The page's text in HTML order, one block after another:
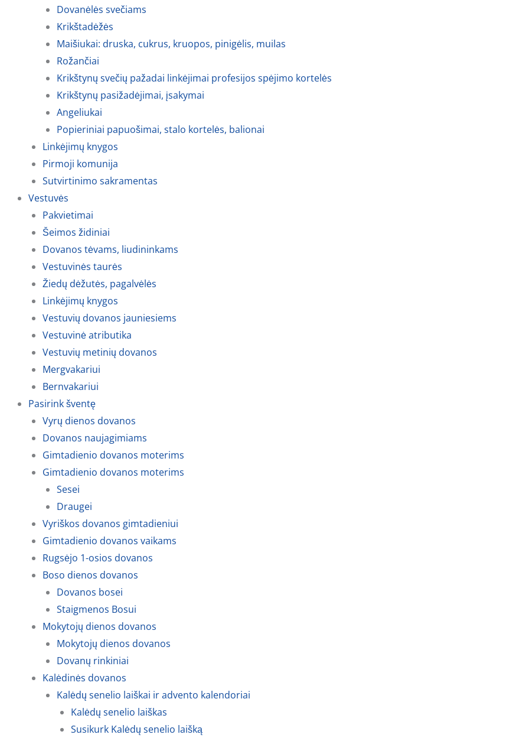
Dovanėlės svečiams
Krikštadėžės
Maišiukai: druska, cukrus, kruopos, pinigėlis, muilas
Rožančiai
Krikštynų svečių pažadai linkėjimai profesijos spėjimo kortelės
Krikštynų pasižadėjimai, įsakymai
Angeliukai
Popieriniai papuošimai, stalo kortelės, balionai
Linkėjimų knygos
Pirmoji komunija
Sutvirtinimo sakramentas
Vestuvės
Pakvietimai
Šeimos židiniai
Dovanos tėvams, liudininkams
Vestuvinės taurės
Žiedų dėžutės, pagalvėlės
Linkėjimų knygos
Vestuvių dovanos jauniesiems
Vestuvinė atributika
Vestuvių metinių dovanos
Mergvakariui
Bernvakariui
Pasirink šventę
Vyrų dienos dovanos
Dovanos naujagimiams
Gimtadienio dovanos moterims
Gimtadienio dovanos moterims
Sesei
Draugei
Vyriškos dovanos gimtadieniui
Gimtadienio dovanos vaikams
Rugsėjo 1-osios dovanos
Boso dienos dovanos
Dovanos bosei
Staigmenos Bosui
Mokytojų dienos dovanos
Mokytojų dienos dovanos
Dovanų rinkiniai
Kalėdinės dovanos
Kalėdų senelio laiškai ir advento kalendoriai
Kalėdų senelio laiškas
Susikurk Kalėdų senelio laišką